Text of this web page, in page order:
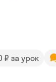
₽ за урок